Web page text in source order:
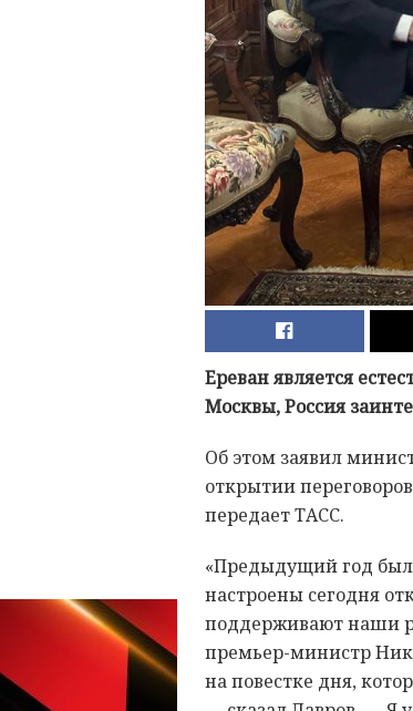
Ереван является
Москвы, Россия
Об этом заявил
открытии
передает ТАСС.
«Предыдущий год
настроены сегодня
поддерживают наши
премьер-министр
на повестке дня,